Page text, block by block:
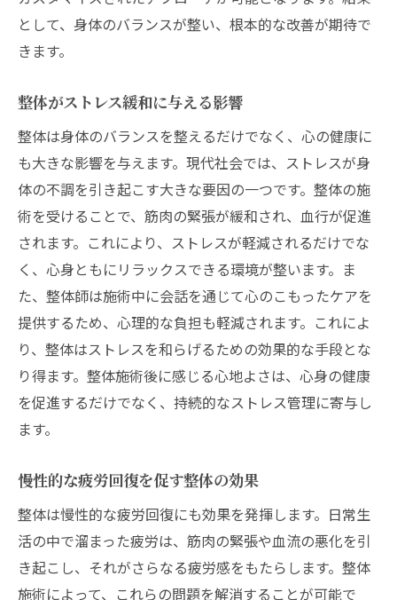
として、身体のバランスが整い、根本的な改善が期待で
きます。
整体がストレス緩和に与える影響
整体は身体のバランスを整えるだけでなく、心の健康に
も大きな影響を与えます。現代社会では、ストレスが身
体の不調を引き起こす大きな要因の一つです。整体の施
術を受けることで、筋肉の緊張が緩和され、血行が促進
されます。これにより、ストレスが軽減されるだけでな
く、心身ともにリラックスできる環境が整います。ま
た、整体師は施術中に会話を通じて心のこもったケアを
提供するため、心理的な負担も軽減されます。これによ
り、整体はストレスを和らげるための効果的な手段とな
り得ます。整体施術後に感じる心地よさは、心身の健康
を促進するだけでなく、持続的なストレス管理に寄与し
ます。
慢性的な疲労回復を促す整体の効果
整体は慢性的な疲労回復にも効果を発揮します。日常生
活の中で溜まった疲労は、筋肉の緊張や血流の悪化を引
き起こし、それがさらなる疲労感をもたらします。整体
施術によって、これらの問題を解消することが可能で